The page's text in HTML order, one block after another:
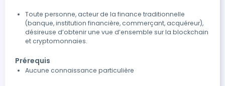
Toute personne, acteur de la finance traditionnelle
(banque, institution financière, commerçant, acquéreur),
désireuse d’obtenir une vue d’ensemble sur la blockchain
et cryptomonnaies.
Prérequis
Aucune connaissance particulière